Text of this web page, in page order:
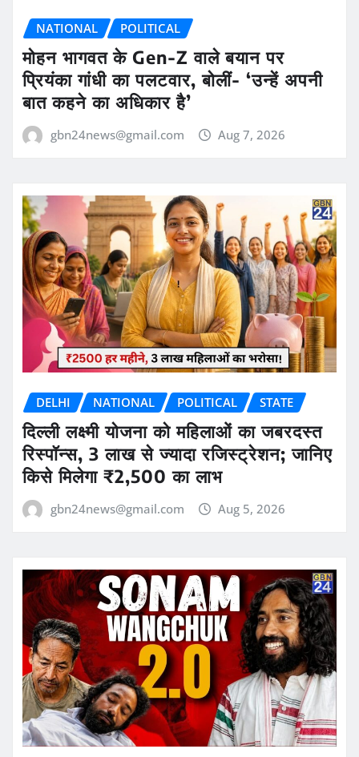
NATIONAL POLITICAL
मोहन भागवत के Gen-Z वाले बयान पर
प्रियंका गांधी का पलटवार, बोलीं- ‘उन्हें अपनी
बात कहने का अधिकार है’
gbn24news@gmail.com Aug 7, 2026
DELHI NATIONAL POLITICAL STATE
दिल्ली लक्ष्मी योजना को महिलाओं का जबरदस्त
रिस्पॉन्स, 3 लाख से ज्यादा रजिस्ट्रेशन; जानिए
किसे मिलेगा ₹2,500 का लाभ
gbn24news@gmail.com Aug 5, 2026